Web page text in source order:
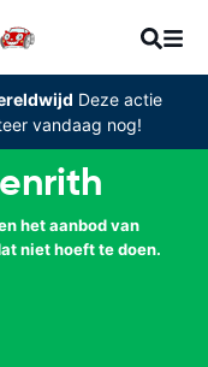
Deze actie
vandaag nog!
het aanbod van
niet hoeft te doen.